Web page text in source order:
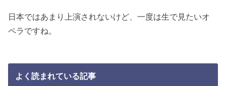
日本ではあまり上演されないけど、一度は生で見たいオ
ペラですね。
よく読まれている記事